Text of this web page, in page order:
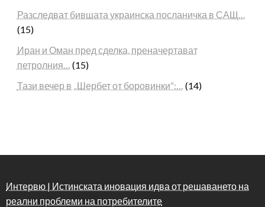
Разследват бившата украинска посланичка в САЩ…
(15)
Иран и Оман пред сделка, преначертават
петролния… (15)
Тази вечер в „Шербет от боровинки“:… (14)
Интервю | Истинската иновация идва от решаването на
реални проблеми на потребителите